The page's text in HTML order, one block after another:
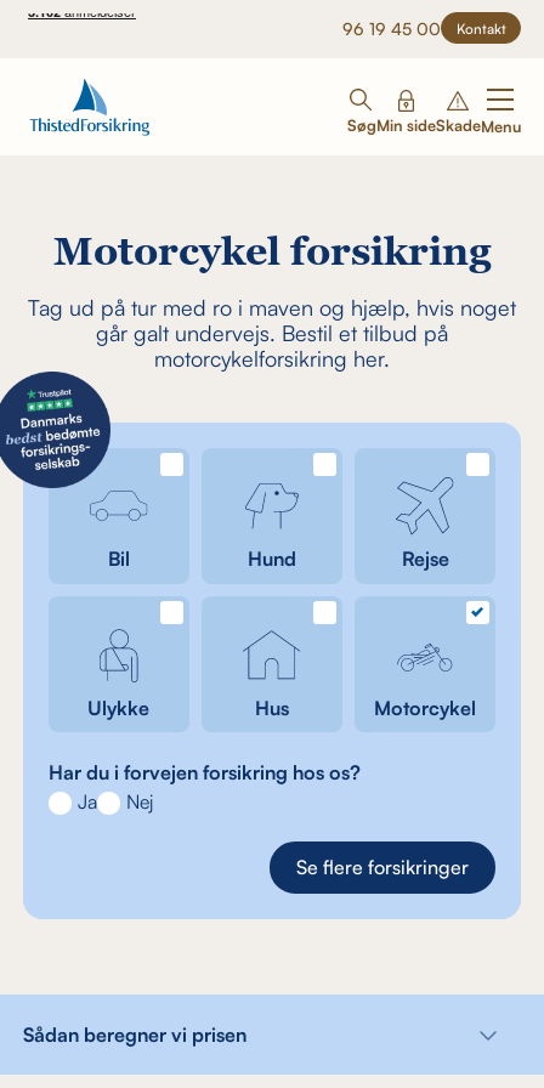
96 19 45 00 Kontakt
SøgMin sideSkadeMenu
Motorcykel forsikring
Tag ud på tur med ro i maven og hjælp, hvis noget
går galt undervejs. Bestil et tilbud på
motorcykelforsikring her.
Bil Hund Rejse
Ulykke Hus Motorcykel
Har du i forvejen forsikring hos os?
Ja
Nej
Se flere forsikringer